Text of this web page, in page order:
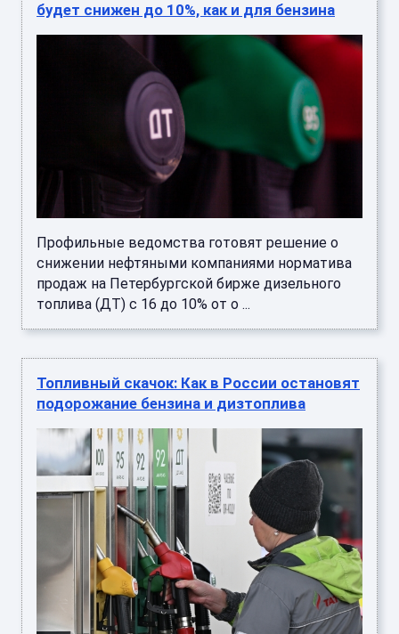
будет снижен до 10%, как и для бензина
Профильные ведомства готовят решение о
снижении нефтяными компаниями норматива
продаж на Петербургской бирже дизельного
топлива (ДТ) с 16 до 10% от о ...
Топливный скачок: Как в России остановят
подорожание бензина и дизтоплива